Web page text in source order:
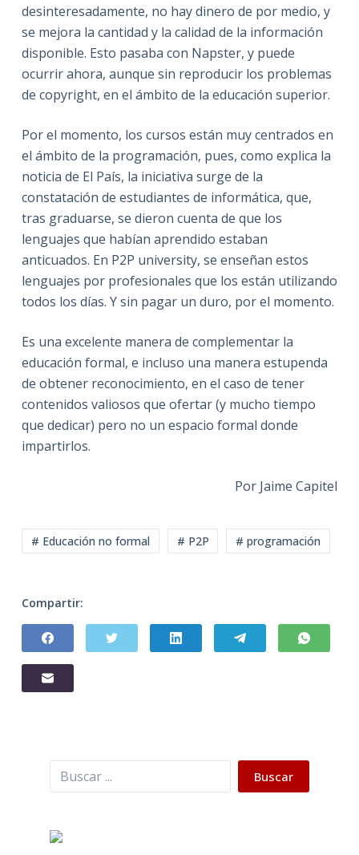
desinteresadamente, no hay dinero de por medio, y
se mejora la cantidad y la calidad de la información
disponible. Esto pasaba con Napster, y puede
ocurrir ahora, aunque sin reproducir los problemas
de copyright, en el ámbito de la educación superior.
Por el momento, los cursos están muy centrados en
el ámbito de la programación, pues, como explica la
noticia de El País, la iniciativa surge de la
constatación de estudiantes de informática, que,
tras graduarse, se dieron cuenta de que los
lenguajes que habían aprendido estaban
anticuados. En P2P university, se enseñan estos
lenguajes por profesionales que los están utilizando
todos los días. Y sin pagar un duro, por el momento.
Es una excelente manera de complementar la
educación formal, e incluso una manera estupenda
de obtener reconocimiento, en el caso de tener
contenidos valiosos que ofertar (y mucho tiempo
que dedicar) pero no un espacio formal donde
impartirlos.
Por Jaime Capitel
# Educación no formal # P2P # programación
Compartir:
Buscar Buscar